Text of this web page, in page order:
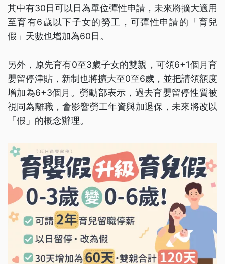
其中有30日可以日為單位彈性申請，未來將擴大適用
至育有6歲以下子女的勞工，可彈性申請的「育兒
假」天數也增加為60日。
另外，原先育有0至3歲子女的雙親，可領6+1個月育
嬰留停津貼，新制也將擴大至0至6歲，並把請領額度
增加為6+3個月。勞動部表示，過去育嬰留停性質被
視同為離職，會影響勞工年資與加退保，未來將改以
「假」的概念辦理。